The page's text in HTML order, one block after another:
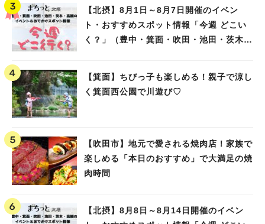
【北摂】8月1日～8月7日開催のイベン
ト・おすすめスポット情報「今週 どこい
く？」（豊中・箕面・吹田・池田・茨木・
【箕面】ちびっ子も楽しめる！親子で涼し
く箕面西公園で川遊び♡
【吹田市】地元で愛される焼肉店！家族で
楽しめる「本日のおすすめ」で大満足の焼
肉時間
【北摂】8月8日～8月14日開催のイベン